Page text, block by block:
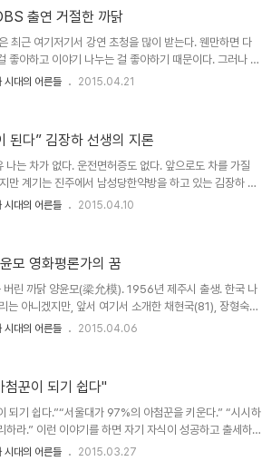
냈다는 건 어디까지 사실일까?이에 대해 나는 을 쓰기 위
자연스레 그 과정에 대한 이야기를 들을 수 있었다. ..
출연 거절한 까닭
최근 여기저기서 강연 초청을 많이 받는다. 웬만하면 다
좋아하고 이야기 나누는 걸 좋아하기 때문이다. 그러나 채
. 최근 두 군데 언론사의 취재와 인터뷰 요청을 거절했
국 시민운동을 이끌어왔다는 손봉호 교수도 있다. 소설
순 전 서울시장, 소설가 조정래 등 쟁쟁한 분들이 그동안..
시대의 어른들 2015.04.21
된다” 김장하 선생의 지론
나는 차가 없다. 운전면허증도 없다. 앞으로도 차를 가질
만 계기는 진주에서 남성당한약방을 하고 있는 김장하 선
년이었다. 내가 대학을 졸업하고 기자노릇을 시작한지 1
교사도 자르지 않은 사람’이며. ‘워낙 검소하여 자동차도
이라는 것이다. 궁금했다. 한약방으로 그렇게 많은 돈을 ..
시대의 어른들 2015.04.10
모 영화평론가의 꿈
버린 까닭 양윤모(梁允模). 1956년 제주시 출생. 한국 나
는 아니겠지만, 앞서 여기서 소개한 채현국(81), 장형숙
한참 젊은 나이다. 하지만 나이 50이 넘어 잘 나가던 직
한 강의를 해달라는 것이었다. 지난 13~15일 그래서 찾아
도 서귀포시 강정마을에 눌러앉기 전..
시대의 어른들 2015.04.06
꾼이 되기 쉽다"
되기 쉽다.”“서울대가 97%의 아첨꾼을 키운다.” “시시하
하라.” 이런 이야기를 하면 자기 자식이 성공하고 출세하길
다. 장의사적 직업으로 살고 싶은가? 채현국 어른은 우리
시대의 어른들 2015.03.27